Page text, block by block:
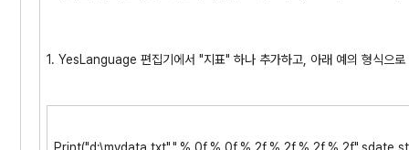
1. YesLanguage 편집기에서 "지표" 하나 추가하고, 아래 예의 형식으